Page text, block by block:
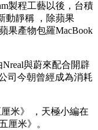
程工藝以後，台積
動靜稱 ，除蘋果
蘋果產物包羅MacBook
Nreal與蔚來配合開辟
司今朝曾經成為消耗
》 ，天極小編在
》。